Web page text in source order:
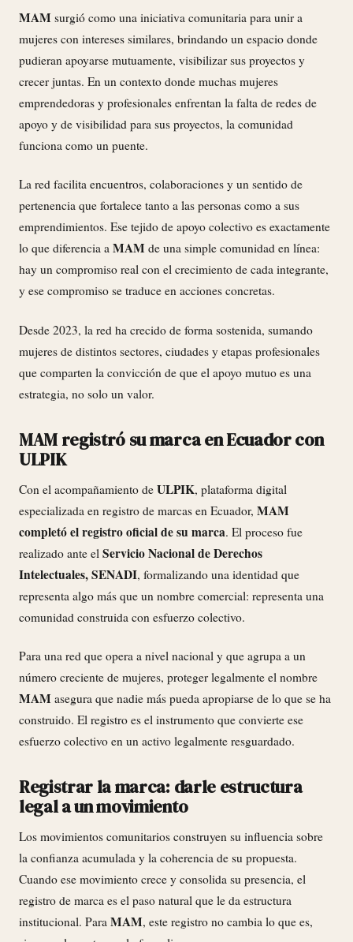
MAM surgió como una iniciativa comunitaria para unir a
mujeres con intereses similares, brindando un espacio donde
pudieran apoyarse mutuamente, visibilizar sus proyectos y
crecer juntas. En un contexto donde muchas mujeres
emprendedoras y profesionales enfrentan la falta de redes de
apoyo y de visibilidad para sus proyectos, la comunidad
funciona como un puente.
La red facilita encuentros, colaboraciones y un sentido de
pertenencia que fortalece tanto a las personas como a sus
emprendimientos. Ese tejido de apoyo colectivo es exactamente
lo que diferencia a MAM de una simple comunidad en línea:
hay un compromiso real con el crecimiento de cada integrante,
y ese compromiso se traduce en acciones concretas.
Desde 2023, la red ha crecido de forma sostenida, sumando
mujeres de distintos sectores, ciudades y etapas profesionales
que comparten la convicción de que el apoyo mutuo es una
estrategia, no solo un valor.
MAM registró su marca en Ecuador con
ULPIK
Con el acompañamiento de ULPIK, plataforma digital
especializada en registro de marcas en Ecuador, MAM
completó el registro oficial de su marca. El proceso fue
realizado ante el Servicio Nacional de Derechos
Intelectuales, SENADI, formalizando una identidad que
representa algo más que un nombre comercial: representa una
comunidad construida con esfuerzo colectivo.
Para una red que opera a nivel nacional y que agrupa a un
número creciente de mujeres, proteger legalmente el nombre
MAM asegura que nadie más pueda apropiarse de lo que se ha
construido. El registro es el instrumento que convierte ese
esfuerzo colectivo en un activo legalmente resguardado.
Registrar la marca: darle estructura
legal a un movimiento
Los movimientos comunitarios construyen su influencia sobre
la confianza acumulada y la coherencia de su propuesta.
Cuando ese movimiento crece y consolida su presencia, el
registro de marca es el paso natural que le da estructura
institucional. Para MAM, este registro no cambia lo que es,